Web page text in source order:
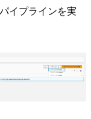
イプラインを実